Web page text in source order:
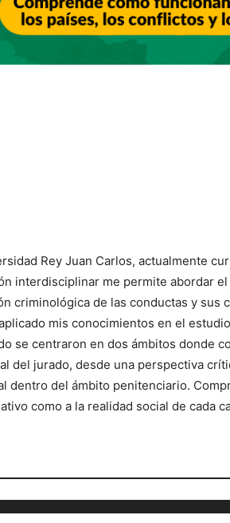
Rey Juan Carlos, actualmente
interdisciplinar me permite abordar
criminológica de las conductas y
mis conocimientos en el
se centraron en dos ámbitos donde
del jurado, desde una perspectiva
dentro del ámbito penitenciario.
como a la realidad social de cada